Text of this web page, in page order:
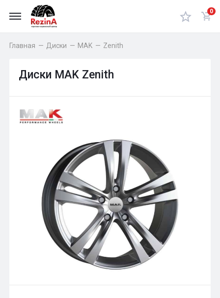
0
Главная — Диски — MAK — Zenith
Диски MAK Zenith